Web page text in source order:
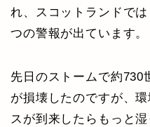
れ、スコットランドで
つの警報が出ています。
先日のストームで約730
が損壊したのですが、
スが到来したらもっと